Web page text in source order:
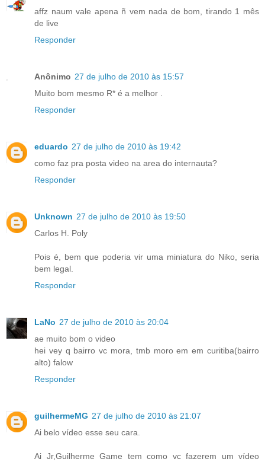
affz naum vale apena ñ vem nada de bom, tirando 1 mês
de live
Responder
Anônimo 27 de julho de 2010 às 15:57
Muito bom mesmo R* é a melhor .
Responder
eduardo 27 de julho de 2010 às 19:42
como faz pra posta video na area do internauta?
Responder
Unknown 27 de julho de 2010 às 19:50
Carlos H. Poly
Pois é, bem que poderia vir uma miniatura do Niko, seria
bem legal.
Responder
LaNo 27 de julho de 2010 às 20:04
ae muito bom o video
hei vey q bairro vc mora, tmb moro em em curitiba(bairro
alto) falow
Responder
guilhermeMG 27 de julho de 2010 às 21:07
Ai belo vídeo esse seu cara.
Ai Jr,Guilherme Game tem como vc fazerem um vídeo